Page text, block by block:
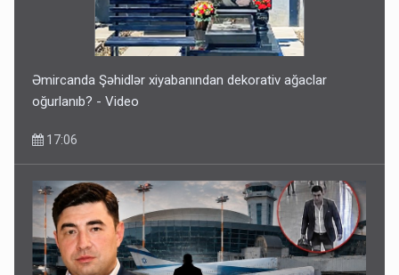
Əmircanda Şəhidlər xiyabanından dekorativ ağaclar
oğurlanıb? - Video
17:06